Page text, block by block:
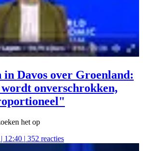
in Davos over Groenland:
wordt onverschrokken,
het op
12:40 | 352 reacties